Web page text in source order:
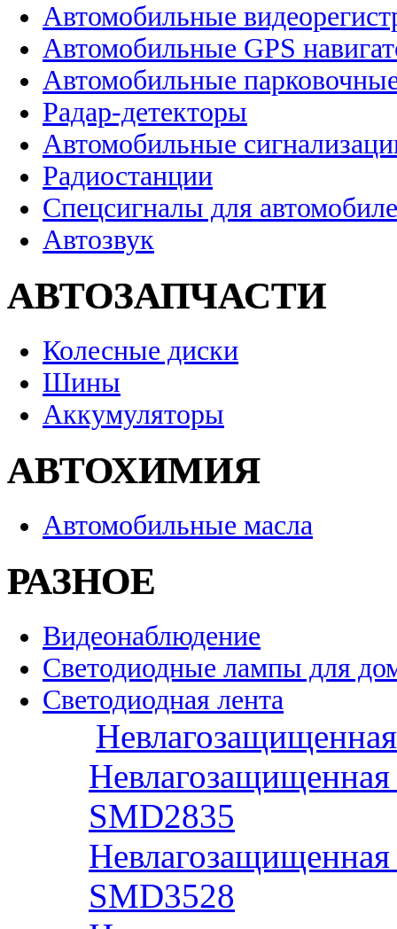
Автомобильные
Автомобильные GPS
Автомобильные
Радар-детекторы
Автомобильные
Радиостанции
Спецсигналы для
Автозвук
АВТОЗАПЧАСТИ
Колесные диски
Шины
Аккумуляторы
АВТОХИМИЯ
Автомобильные масла
РАЗНОЕ
Видеонаблюдение
Светодиодные лампы для
Светодиодная лента
Невлагозащищенная
SMD2835
Невлагозащищенная
SMD3528